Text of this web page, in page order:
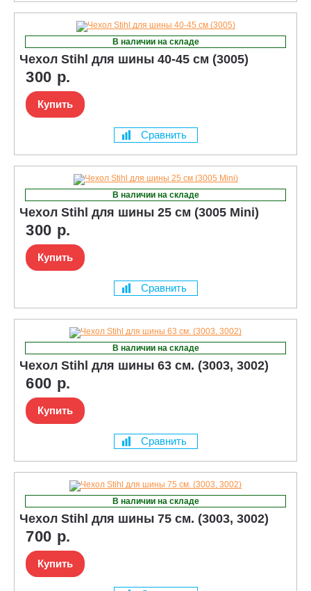
В наличии на складе
Чехол Stihl для шины 40-45 см (3005)
300 р.
Купить
Сравнить
В наличии на складе
Чехол Stihl для шины 25 см (3005 Mini)
300 р.
Купить
Сравнить
В наличии на складе
Чехол Stihl для шины 63 см. (3003, 3002)
600 р.
Купить
Сравнить
В наличии на складе
Чехол Stihl для шины 75 см. (3003, 3002)
700 р.
Купить